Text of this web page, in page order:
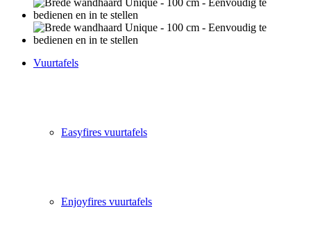
Vuurtafels
Easyfires vuurtafels
Enjoyfires vuurtafels